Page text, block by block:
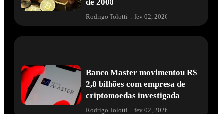
de 2008
Rodrigo Tolotti . fev 02, 2026
Banco Master movimentou R$
2,8 bilhões com empresa de
criptomoedas investigada
Rodrigo Tolotti fev 02, 2026